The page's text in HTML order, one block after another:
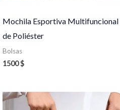
Mochila Esportiva Multifuncional
de Poliéster
Bolsas
1500$